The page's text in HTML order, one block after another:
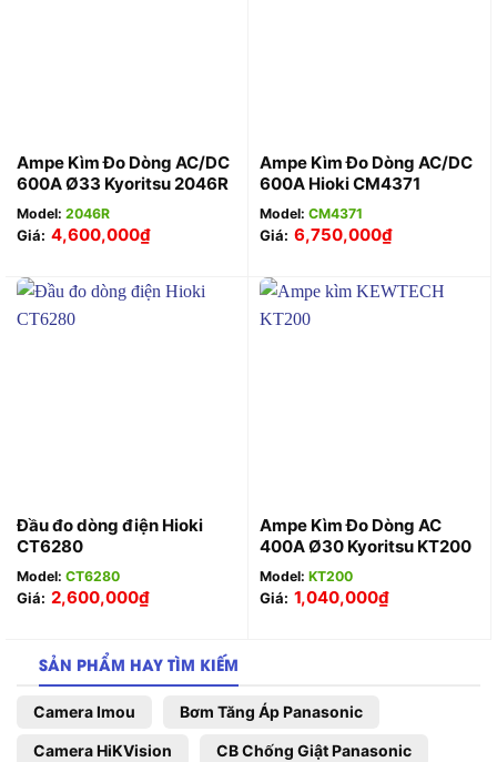
Ampe Kìm Đo Dòng AC/DC
600A Ø33 Kyoritsu 2046R
Model: 2046R
Giá: 4,600,000₫
Ampe Kìm Đo Dòng AC/DC
600A Hioki CM4371
Model: CM4371
Giá: 6,750,000₫
Đầu đo dòng điện Hioki
CT6280
Model: CT6280
Giá: 2,600,000₫
Ampe Kìm Đo Dòng AC
400A Ø30 Kyoritsu KT200
Model: KT200
Giá: 1,040,000₫
SẢN PHẨM HAY TÌM KIẾM
Camera Imou Bơm Tăng Áp Panasonic
Camera HiKVision CB Chống Giật Panasonic